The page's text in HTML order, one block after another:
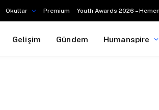
Okullar Premium Youth Awards 2026 –
Gelişim Gündem Humanspire